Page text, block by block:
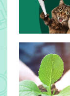
國
旅
卡
訂